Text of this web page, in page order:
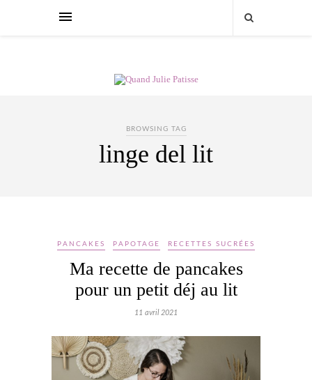
BROWSING TAG
linge del lit
PANCAKES PAPOTAGE RECETTES SUCRÉES
Ma recette de pancakes
pour un petit déj au lit
11 avril 2021